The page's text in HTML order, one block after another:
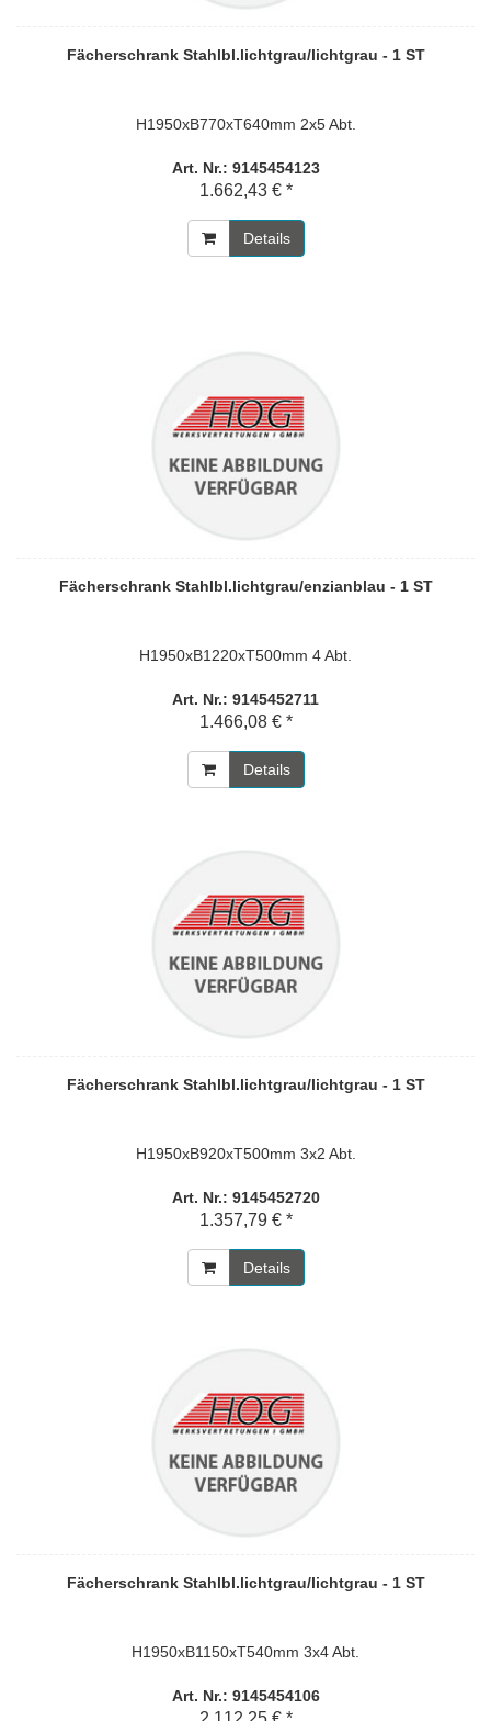
Fächerschrank Stahlbl.lichtgrau/lichtgrau - 1 ST
H1950xB770xT640mm 2x5 Abt.
Art. Nr.: 9145454123
1.662,43 € *
Details
Fächerschrank Stahlbl.lichtgrau/enzianblau - 1 ST
H1950xB1220xT500mm 4 Abt.
Art. Nr.: 9145452711
1.466,08 € *
Details
Fächerschrank Stahlbl.lichtgrau/lichtgrau - 1 ST
H1950xB920xT500mm 3x2 Abt.
Art. Nr.: 9145452720
1.357,79 € *
Details
Fächerschrank Stahlbl.lichtgrau/lichtgrau - 1 ST
H1950xB1150xT540mm 3x4 Abt.
Art. Nr.: 9145454106